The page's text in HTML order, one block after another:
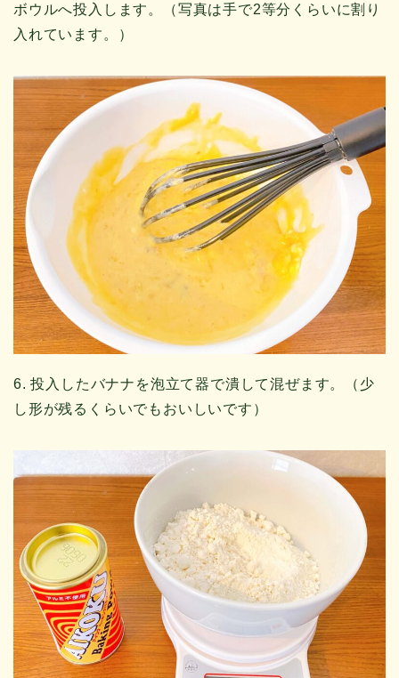
ボウルへ投入します。（写真は手で2等分くらいに割り
入れています。）
6. 投入したバナナを泡立て器で潰して混ぜます。（少
し形が残るくらいでもおいしいです）